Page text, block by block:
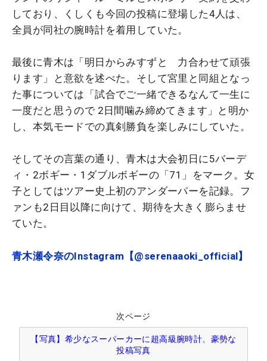
しており、くしくも今回の投稿に登場した4人は、
全員が同社の腕時計を着用していた。
最後に青木は「明日からみすずと 力合わせて頑張
ります」と意欲を述べた。そして宮里と同組となっ
た事については「試合でご一緒できるなんて一生に
一度だと思うので 2日間噛み締めてきます」と明か
し、本気モードでの真剣勝負を楽しみにしていた。
そしてその言葉の通り、青木は大会初日に5バーデ
ィ・2ボギー・1ダブルボギーの「71」をマーク。女
子としてはツアー史上初のアンダーパーを記録。フ
ァンも2日目以降に向けて、期待を大きく膨らませ
ていた。
青木瀬令奈のInstagram【@serenaaoki_official】
次ページ
【写真】希少なスーパーカーに超高級腕時計、豪勢な
投稿写真